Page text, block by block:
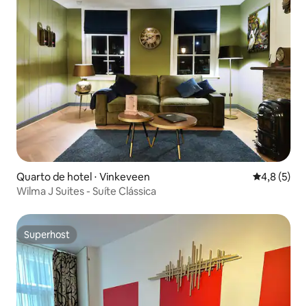
Quarto de hotel ⋅ Vinkeveen 4,8 de
4,8 (5)
Wilma J Suites - Suíte Clássica
Superhost
Superhost